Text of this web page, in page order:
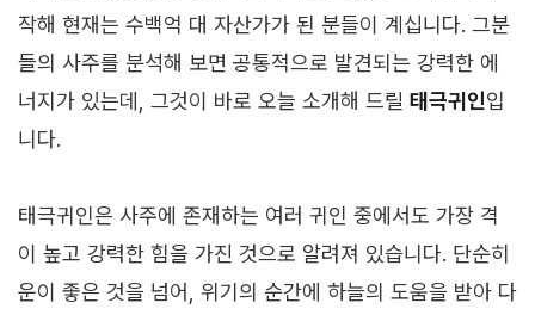
작해 현재는 수백억 대 자산가가 된 분들이 계십니다. 그분
들의 사주를 분석해 보면 공통적으로 발견되는 강력한 에
너지가 있는데, 그것이 바로 오늘 소개해 드릴 태극귀인입
니다.
태극귀인은 사주에 존재하는 여러 귀인 중에서도 가장 격
이 높고 강력한 힘을 가진 것으로 알려져 있습니다. 단순히
운이 좋은 것을 넘어, 위기의 순간에 하늘의 도움을 받아 다